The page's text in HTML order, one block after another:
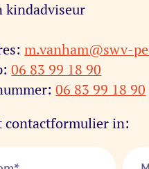
kindadviseur
m.vanham@swv-
06 83 99 18 90
06 83 99 18 90
contactformulier in: